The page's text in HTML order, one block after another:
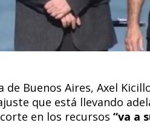
de Buenos Aires, Axel
que está llevando
en los recursos “va a